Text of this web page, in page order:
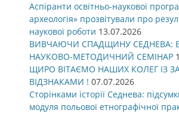
Аспіранти освітньо-наукової
археологія» прозвітували про
наукової роботи 13.07.2026
ВИВЧАЮЧИ СПАДЩИНУ СЕДНЕВА:
НАУКОВО-МЕТОДИЧНИЙ СЕМІНАР
ЩИРО ВІТАЄМО НАШИХ КОЛЕГ ІЗ
ВІДЗНАКАМИ ! 07.07.2026
Сторінками історії Седнева:
модуля польової етнографічної